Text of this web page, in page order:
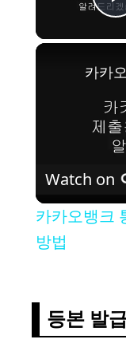
Watch on
카카오뱅크
방법
등본 발